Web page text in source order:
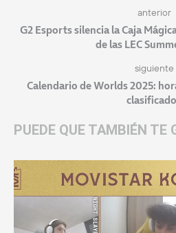
anterior
G2 Esports silencia la Caja
de las LEC
siguiente
Calendario de Worlds 2025:
PUEDE QUE TAMBIÉN TE